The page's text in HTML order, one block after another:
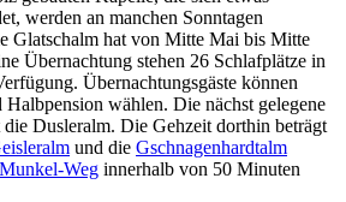
werden an manchen Sonntagen
Glatschalm hat von Mitte Mai bis Mitte
Übernachtung stehen 26 Schlafplätze in
Übernachtungsgäste können
wählen. Die nächst gelegene
Dusleralm. Die Gehzeit dorthin beträgt
und die Gschnagenhardtalm
Weg innerhalb von 50 Minuten